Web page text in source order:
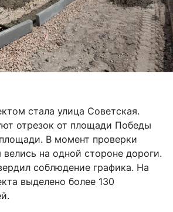
стала улица Советская.
отрезок от площади Победы
В момент проверки
на одной стороне дороги.
соблюдение графика. На
выделено более 130